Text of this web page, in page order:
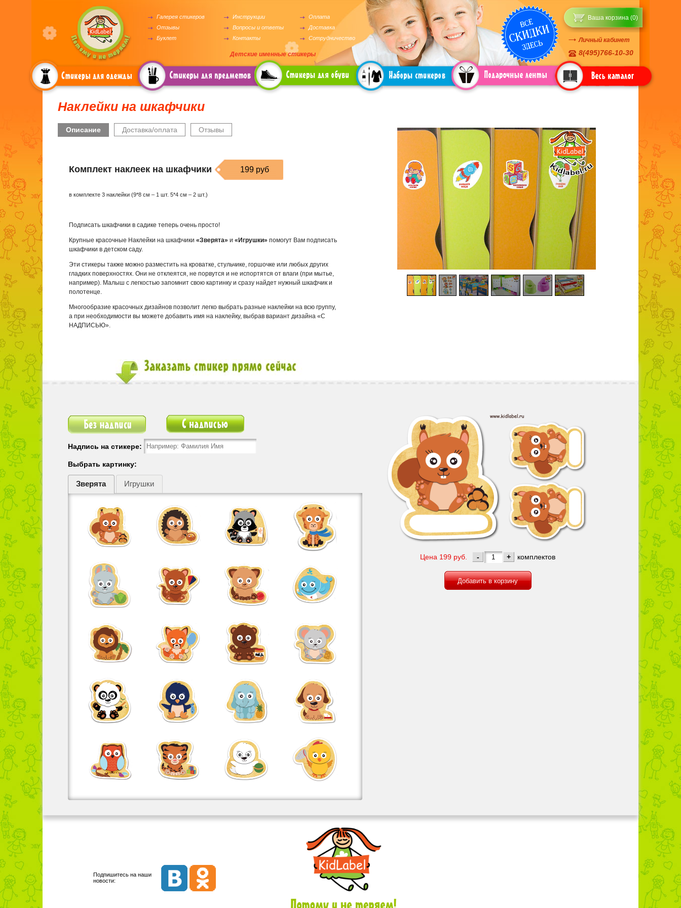
Детские именные стикеры
Ваша корзина (0)
Личный кабинет
8(495)766-10-30
Галерея стикеров Инструкции
Оплата
Отзывы
Вопросы и ответы
Доставка
Буклет
Контакты Сотрудничество
Стикеры для одежды Стикеры для вещей Стикеры для обуви Наборы стикеров Каталог
Подарочные ленты
Наклейки на шкафчики
Описание Доставка/оплата Отзывы
Комплект наклеек на шкафчики 199 руб
в комплекте 3 наклейки (9*8 см – 1 шт. 5*4 см – 2 шт.)
Подписать шкафчики в садике теперь очень просто!
Крупные красочные Наклейки на шкафчики «Зверята» и «Игрушки» помогут Вам подписать
шкафчики в детском саду.
Эти стикеры также можно разместить на кроватке, стульчике, горшочке или любых других
гладких поверхностях. Они не отклеятся, не порвутся и не испортятся от влаги (при мытье,
например). Малыш с легкостью запомнит свою картинку и сразу найдет нужный шкафчик и
полотенце.
Многообразие красочных дизайнов позволит легко выбрать разные наклейки на всю группу,
а при необходимости вы можете добавить имя на наклейку, выбрав вариант дизайна «С
НАДПИСЬЮ».
Без надписи С надписью
Надпись на стикере:
Выбрать картинку:
Зверята Игрушки
Цена 199 руб. - + комплектов
Подпишитесь на наши
новости: